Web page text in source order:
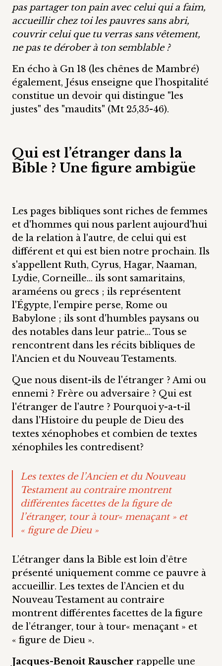
pas partager ton pain avec celui qui a faim,
accueillir chez toi les pauvres sans abri,
couvrir celui que tu verras sans vêtement,
ne pas te dérober à ton semblable ?
En écho à Gn 18 (les chênes de Mambré)
également, Jésus enseigne que l’hospitalité
constitue un devoir qui distingue "les
justes" des "maudits" (Mt 25,35-46).
Qui est l’étranger dans la
Bible ? Une figure ambigüe
Les pages bibliques sont riches de femmes
et d'hommes qui nous parlent aujourd'hui
de la relation à l'autre, de celui qui est
différent et qui est bien notre prochain. Ils
s'appellent Ruth, Cyrus, Hagar, Naaman,
Lydie, Corneille… ils sont samaritains,
araméens ou grecs ; ils représentent
l'Égypte, l'empire perse, Rome ou
Babylone ; ils sont d'humbles paysans ou
des notables dans leur patrie… Tous se
rencontrent dans les récits bibliques de
l'Ancien et du Nouveau Testaments.
Que nous disent-ils de l'étranger ? Ami ou
ennemi ? Frère ou adversaire ? Qui est
l'étranger de l'autre ? Pourquoi y-a-t-il
dans l'Histoire du peuple de Dieu des
textes xénophobes et combien de textes
xénophiles les contredisent?
Les textes de l’Ancien et du Nouveau
Testament au contraire montrent
différentes facettes de la figure de
l’étranger, tour à tour« menaçant » et
« figure de Dieu »
L’étranger dans la Bible est loin d’être
présenté uniquement comme ce pauvre à
accueillir. Les textes de l’Ancien et du
Nouveau Testament au contraire
montrent différentes facettes de la figure
de l’étranger, tour à tour« menaçant » et
« figure de Dieu ».
Jacques-Benoit Rauscher rappelle une